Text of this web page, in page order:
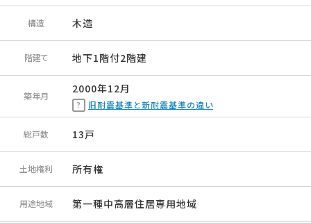
構造 木造
階建て 地下1階付2階建
築年月
2000年12月
旧耐震基準と新耐震基準の違い
総戸数 13戸
土地権利 所有権
用途地域 第一種中高層住居専用地域